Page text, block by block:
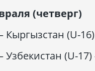
(четверг)
Кыргызстан (U-
Узбекистан (U-